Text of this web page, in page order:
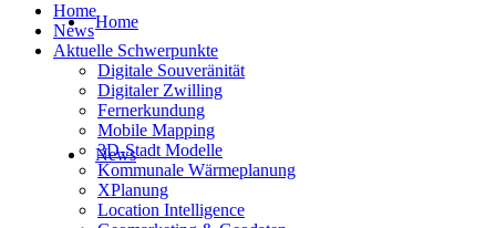
Home
News
Home
News
Aktuelle Schwerpunkte
Digitale Souveränität
Digitaler Zwilling
Fernerkundung
Mobile Mapping
3D-Stadt Modelle
Kommunale Wärmeplanung
XPlanung
Location Intelligence